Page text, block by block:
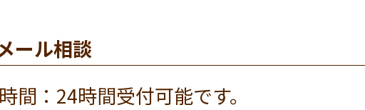
ール相談
間：24時間受付可能です。